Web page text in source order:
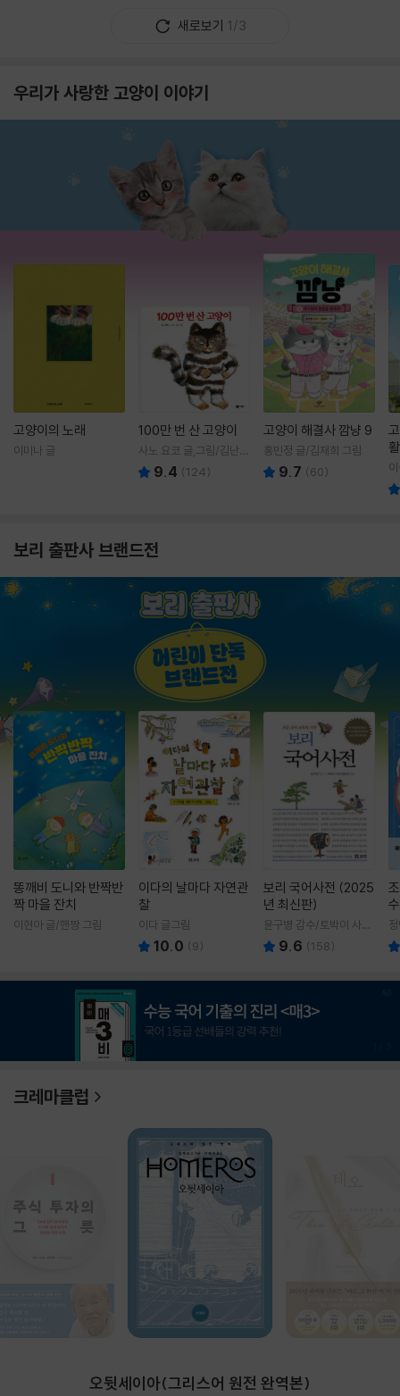
새로보기 1/3
우리가 사랑한 고양이 이야기
고양이의 노래
이미나 글
100만 번 산 고양이
사노 요코 글,그림/김난주
역 9.4 (124)
고양이 해결사 깜냥 9
홍민정 글/김재희 그림
9.7 (60)
보리 출판사 브랜드전
똥깨비 도니와 반짝반
짝 마을 잔치
이현아 글/핸짱 그림
이다의 날마다 자연관
찰
이다 글그림
10.0 (9)
보리 국어사전 (2025
년 최신판)
윤구병 감수/토박이 사전
편찬실 편
9.6 (158)
크레마클럽
오뒷세이아(그리스어 원전 완역본)